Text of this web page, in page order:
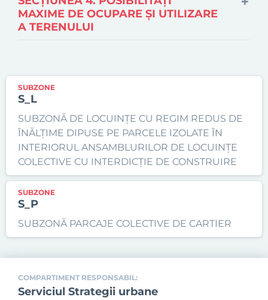
MAXIME DE OCUPARE ŞI UTILIZARE
A TERENULUI
SUBZONE
S_L
SUBZONĂ DE LOCUINŢE CU REGIM REDUS DE
ÎNĂLŢIME DIPUSE PE PARCELE IZOLATE ÎN
INTERIORUL ANSAMBLURILOR DE LOCUINŢE
COLECTIVE CU INTERDICŢIE DE CONSTRUIRE
SUBZONE
S_P
SUBZONĂ PARCAJE COLECTIVE DE CARTIER
COMPARTIMENT RESPONSABIL:
Serviciul Strategii urbane